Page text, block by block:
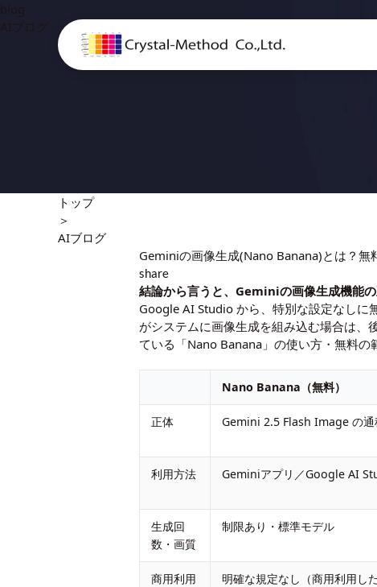
blog
AIブログ
トップ
＞
AIブログ
Geminiの画像生成(Nano Banana)とは？無
share
結論から言うと、Geminiの画像生成機能
Google AI Studio から、特別な設定なしに
がシステムに画像生成を組み込む場合は
ている「Nano Banana」の使い方・無料の
Nano Banana（無料）
正体 Gemini 2.5 Flash Image の通
利用方法 Geminiアプリ／Google AI
生成回
数・画質
制限あり・標準モデル
商用利用
明確な規定なし（商用利用し